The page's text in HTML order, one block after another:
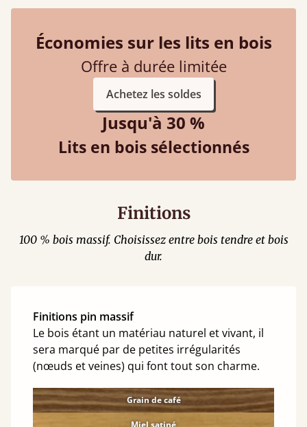
Économies sur les lits en bois
Offre à durée limitée
Achetez les soldes
Jusqu'à 30 %
Lits en bois sélectionnés
Finitions
100 % bois massif. Choisissez entre bois tendre et bois
dur.
Finitions pin massif
Le bois étant un matériau naturel et vivant, il
sera marqué par de petites irrégularités
(nœuds et veines) qui font tout son charme.
Grain de café
Miel satiné